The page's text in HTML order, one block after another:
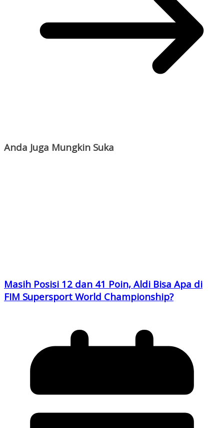
Anda Juga Mungkin Suka
Masih Posisi 12 dan 41 Poin, Aldi Bisa Apa di
FIM Supersport World Championship?